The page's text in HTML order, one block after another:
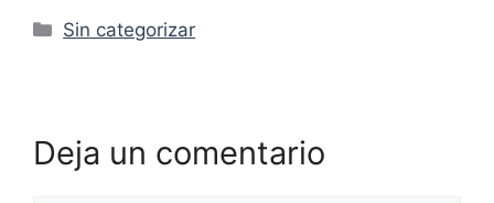
Categorías
Sin categorizar
Deja un comentario